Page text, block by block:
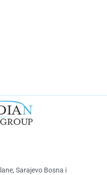
Sarajevo Bosna i